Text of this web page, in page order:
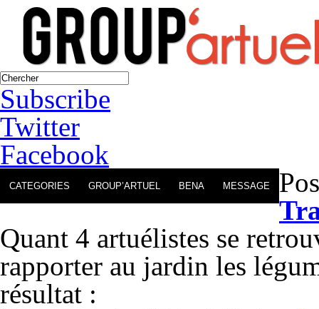
Subscribe
Twitter
Facebook
CATEGORIES GROUP’ARTUEL BENA MESSAGE
Quant 4 artuélistes se
rapporter au jardin les
résultat :